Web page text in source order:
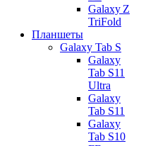
Galaxy Z
TriFold
Планшеты
Galaxy Tab S
Galaxy
Tab S11
Ultra
Galaxy
Tab S11
Galaxy
Tab S10